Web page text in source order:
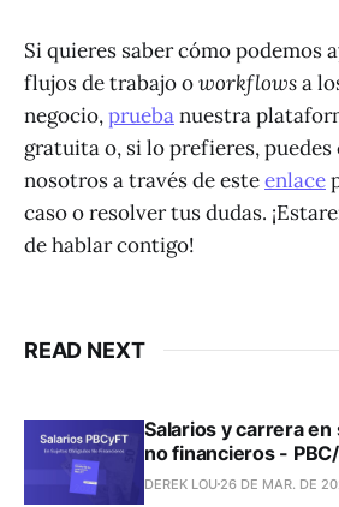
Si quieres saber cómo podemos
flujos de trabajo oworkflowsa
negocio,pruebanuestra
gratuita o, si lo prefieres,
nosotros a través de esteenlace
caso o resolver tus dudas.
de hablar contigo!
READ NEXT
Salarios y carrera
no financieros -
DEREK LOU 26 DE MAR. DE